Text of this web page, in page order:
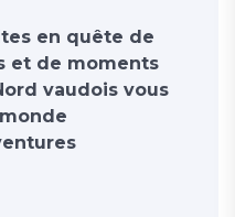
en quête de
et de moments
vaudois vous